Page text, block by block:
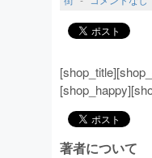
著者について